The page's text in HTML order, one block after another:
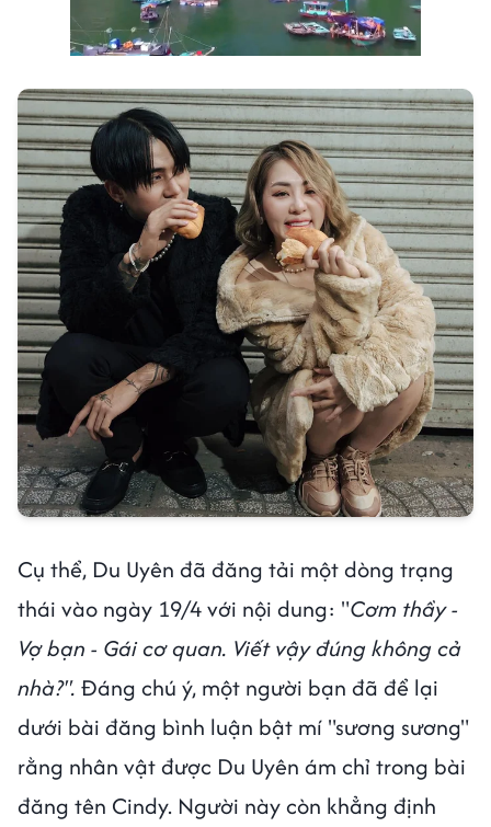
Next video in 1 Cancel
Cụ thể, Du Uyên đã đăng tải một dòng trạng
thái vào ngày 19/4 với nội dung: "Cơm thầy -
Vợ bạn - Gái cơ quan. Viết vậy đúng không cả
nhà?". Đáng chú ý, một người bạn đã để lại
dưới bài đăng bình luận bật mí "sương sương"
rằng nhân vật được Du Uyên ám chỉ trong bài
đăng tên Cindy. Người này còn khẳng định